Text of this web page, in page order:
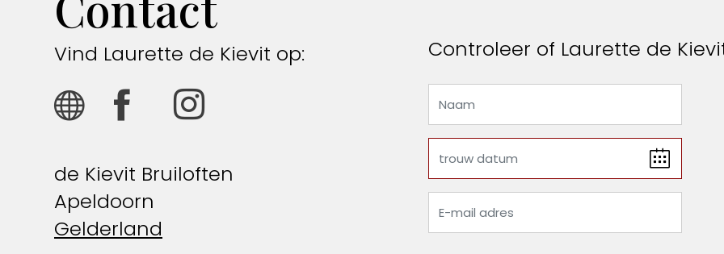
Vind Laurette de Kievit op:
de Kievit Bruiloften
Apeldoorn
Gelderland
Controleer of Laurette de